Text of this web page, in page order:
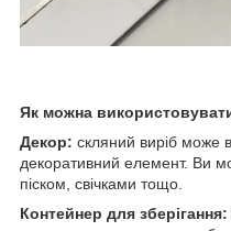
Як можна
Декор: скляний виріб може
декоративний елемент. Ви
піском, свічками тощо.
Контейнер для зберігання: